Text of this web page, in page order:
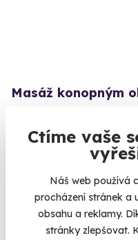
Ctíme vaše
Náš web používá
procházení stránek a
obsahu a reklamy.
stránky zlepšovat.
Masáž konopným
Špindlerův Mlýn
(+ 10 dalších lokalit)
1 940 Kč